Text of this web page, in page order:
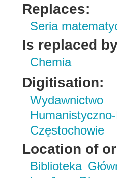
Replaces:
Seria
Is replaced
Chemia
Digitisation:
Wydawnictwo
Częstochowie
Location of
Biblioteka